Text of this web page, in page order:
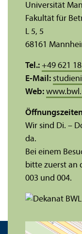
Universität
Fakultät für
L 5, 5
68161
Tel.: +49 621
E-Mail:
Web:
Wir sind Di. –
da.
Bei einem
bitte zuerst an
003 und 004.